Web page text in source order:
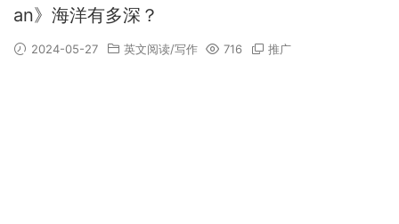
an》海洋有多深？
2024-05-27 英文阅读/写作 716 推广